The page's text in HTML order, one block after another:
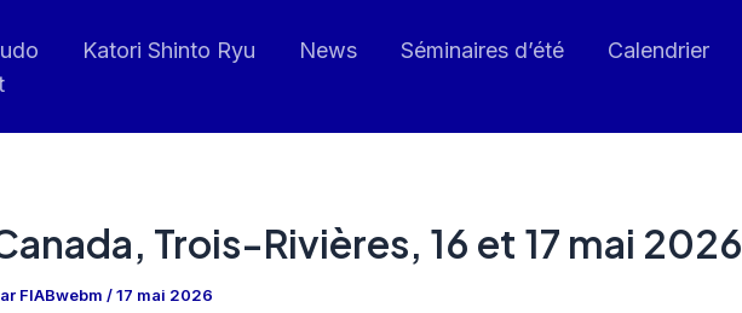
Katori Shinto Ryu News Séminaires d’été Calendrier
Trois-Rivières, 16 et 17 mai 2026
FIABwebm /17 mai 2026